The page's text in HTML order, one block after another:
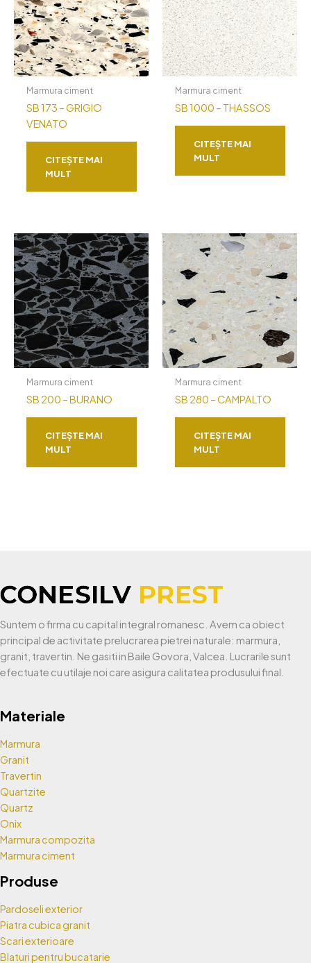
Marmura ciment
SB 173 – GRIGIO
VENATO
CITEȘTE MAI
MULT
Marmura ciment
SB 1000 – THASSOS
CITEȘTE MAI
MULT
Marmura ciment
SB 200 – BURANO
CITEȘTE MAI
MULT
Marmura ciment
SB 280 – CAMPALTO
CITEȘTE MAI
MULT
Suntem o firma cu capital integral romanesc. Avem ca obiect
principal de activitate prelucrarea pietrei naturale: marmura,
granit, travertin. Ne gasiti in Baile Govora, Valcea. Lucrarile sunt
efectuate cu utilaje noi care asigura calitatea produsului final.
Materiale
Marmura
Granit
Travertin
Quartzite
Quartz
Onix
Marmura compozita
Marmura ciment
Produse
Pardoseli exterior
Piatra cubica granit
Scari exterioare
Blaturi pentru bucatarie